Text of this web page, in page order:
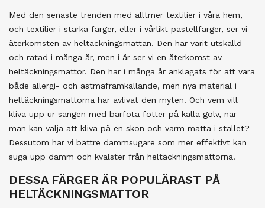
Med den senaste trenden med alltmer textilier i våra hem,
och textilier i starka färger, eller i vårlikt pastellfärger, ser vi
återkomsten av heltäckningsmattan. Den har varit utskälld
och ratad i många år, men i år ser vi en återkomst av
heltäckningsmattor. Den har i många år anklagats för att vara
både allergi- och astmaframkallande, men nya material i
heltäckningsmattorna har avlivat den myten. Och vem vill
kliva upp ur sängen med barfota fötter på kalla golv, när
man kan välja att kliva på en skön och varm matta i stället?
Dessutom har vi bättre dammsugare som mer effektivt kan
suga upp damm och kvalster från heltäckningsmattorna.
DESSA FÄRGER ÄR POPULÄRAST PÅ
HELTÄCKNINGSMATTOR